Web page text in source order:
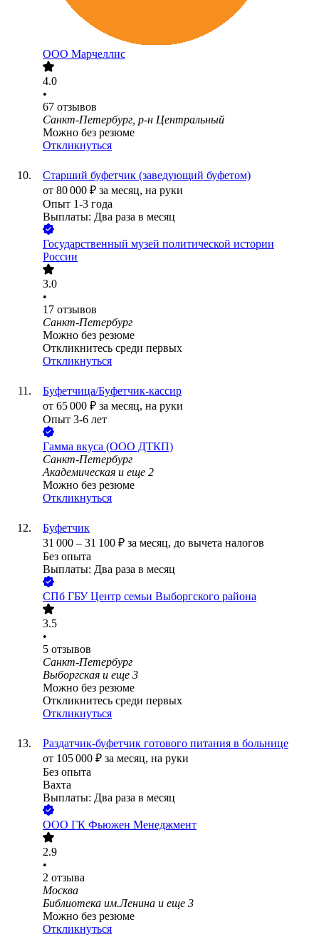
ООО Марчеллис
4.0
•
67 отзывов
Санкт-Петербург, р-н Центральный
Можно без резюме
Откликнуться
Старший буфетчик (заведующий буфетом)
от 80 000 ₽ за месяц, на руки
Опыт 1-3 года
Выплаты: Два раза в месяц
Государственный музей политической истории
России
3.0
•
17 отзывов
Санкт-Петербург
Можно без резюме
Откликнитесь среди первых
Откликнуться
Буфетчица/Буфетчик-кассир
от 65 000 ₽ за месяц, на руки
Опыт 3-6 лет
Гамма вкуса (ООО ДТКП)
Санкт-Петербург
Академическая и еще 2
Можно без резюме
Откликнуться
Буфетчик
31 000 – 31 100 ₽ за месяц, до вычета налогов
Без опыта
Выплаты: Два раза в месяц
СПб ГБУ Центр семьи Выборгского района
3.5
•
5 отзывов
Санкт-Петербург
Выборгская и еще 3
Можно без резюме
Откликнитесь среди первых
Откликнуться
Раздатчик-буфетчик готового питания в больнице
от 105 000 ₽ за месяц, на руки
Без опыта
Вахта
Выплаты: Два раза в месяц
ООО ГК Фьюжен Менеджмент
2.9
•
2 отзыва
Москва
Библиотека им.Ленина и еще 3
Можно без резюме
Откликнуться